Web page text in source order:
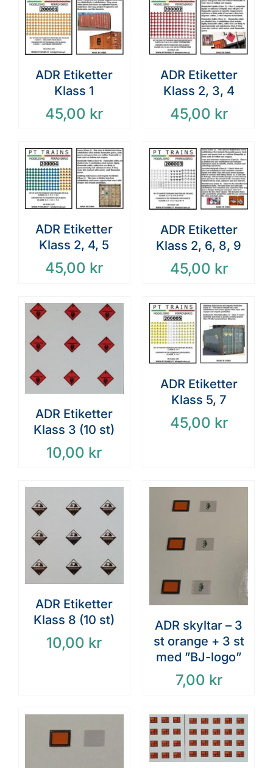
ADR Etiketter
Klass 1
45,00 kr
ADR Etiketter
Klass 2, 3, 4
45,00 kr
ADR Etiketter
Klass 2, 4, 5
45,00 kr
ADR Etiketter
Klass 2, 6, 8, 9
45,00 kr
ADR Etiketter
Klass 3 (10 st)
10,00 kr
ADR Etiketter
Klass 5, 7
45,00 kr
ADR Etiketter
Klass 8 (10 st)
10,00 kr
ADR skyltar – 3
st orange + 3 st
med ”BJ-logo”
7,00 kr